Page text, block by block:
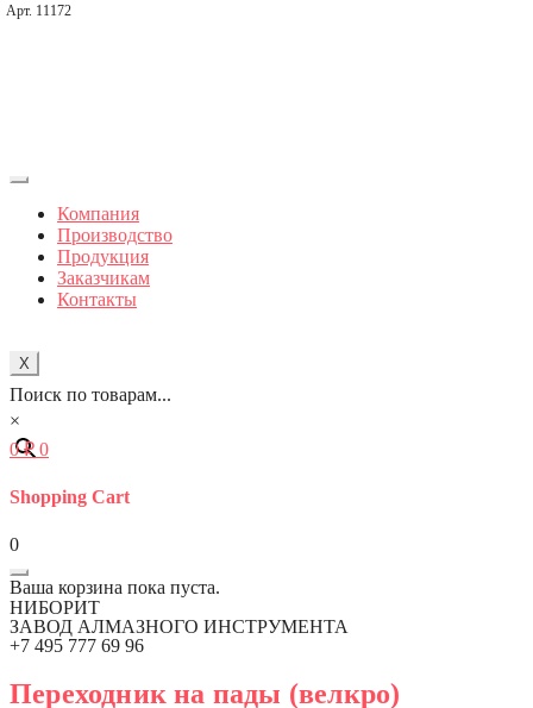
Компания
Производство
Продукция
Заказчикам
Контакты
X
Поиск по товарам...
×
0₽ 0
Shopping Cart
0
Ваша корзина пока пуста.
НИБОРИТ
ЗАВОД АЛМАЗНОГО ИНСТРУМЕНТА
+7 495 777 69 96
Переходник на пады (велкро)
Арт. 11172